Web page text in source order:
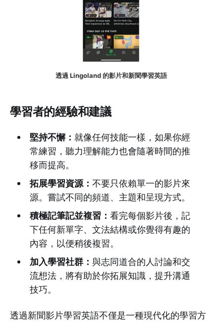
透過 Lingoland 的影片和新聞學習英語
學習者的經驗和建議
堅持不懈： 就像任何技能一樣，如果你經
常練習，聽力理解能力也會隨著時間的推
移而提高。
拓展學習資源： 不要只依賴單一的影片來
源。嘗試不同的頻道、主題和呈現方式。
積極記筆記並複習： 看完每個影片後，記
下任何新單字、文法結構或你覺得有趣的
內容，以便稍後複習。
加入學習社群： 與志同道合的人討論和交
流想法，將有助於你拓展知識，提升溝通
技巧。
透過新聞影片學習英語不僅是一種現代化的學習方